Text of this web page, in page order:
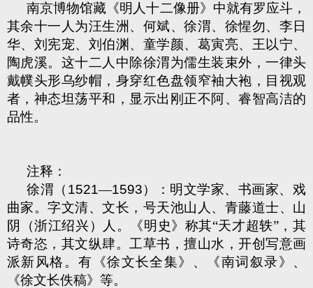
南京博物馆藏《明人十二像册》中就有罗应斗，
其余十一人为汪生洲、何斌、徐渭、徐惺勿、李日
华、刘宪宠、刘伯渊、童学颜、葛寅亮、王以宁、
陶虎溪。这十二人中除徐渭为儒生装束外，一律头
戴幞头形乌纱帽，身穿红色盘领窄袖大袍，目视观
者，神态坦荡平和，显示出刚正不阿、睿智高洁的
品性。
注释：
徐渭（ 1521—1593）：明文学家、书画家、戏
曲家。字文清、文长，号天池山人、青藤道士、山
阴（浙江绍兴）人。《明史》称其“天才超轶”，其
诗奇恣，其文纵肆。工草书，擅山水，开创写意画
派新风格。有《徐文长全集》、《南词叙录》、
《徐文长佚稿》等。